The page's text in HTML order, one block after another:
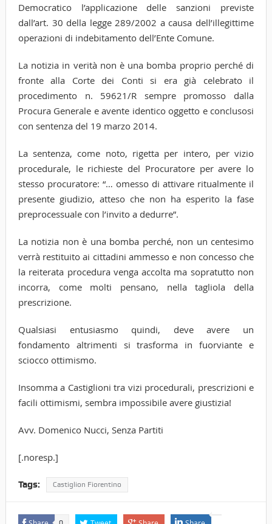
Democratico l’applicazione delle sanzioni previste
dall’art. 30 della legge 289/2002 a causa dell’illegittime
operazioni di indebitamento dell’Ente Comune.
La notizia in verità non è una bomba proprio perché di
fronte alla Corte dei Conti si era già celebrato il
procedimento n. 59621/R sempre promosso dalla
Procura Generale e avente identico oggetto e conclusosi
con sentenza del 19 marzo 2014.
La sentenza, come noto, rigetta per intero, per vizio
procedurale, le richieste del Procuratore per avere lo
stesso procuratore: “… omesso di attivare ritualmente il
presente giudizio, atteso che non ha esperito la fase
preprocessuale con l’invito a dedurre”.
La notizia non è una bomba perché, non un centesimo
verrà restituito ai cittadini ammesso e non concesso che
la reiterata procedura venga accolta ma sopratutto non
incorra, come molti pensano, nella tagliola della
prescrizione.
Qualsiasi entusiasmo quindi, deve avere un
fondamento altrimenti si trasforma in fuorviante e
sciocco ottimismo.
Insomma a Castiglioni tra vizi procedurali, prescrizioni e
facili ottimismi, sembra impossibile avere giustizia!
Avv. Domenico Nucci, Senza Partiti
[.noresp.]
Tags: Castiglion Fiorentino